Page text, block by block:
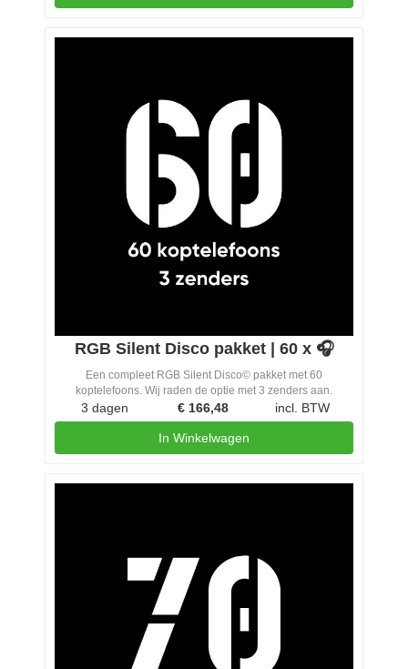
RGB Silent Disco pakket | 60 x 🎧
Een compleet RGB Silent Disco© pakket met 60
koptelefoons. Wij raden de optie met 3 zenders aan.
3 dagen € 166,48 incl. BTW
In Winkelwagen